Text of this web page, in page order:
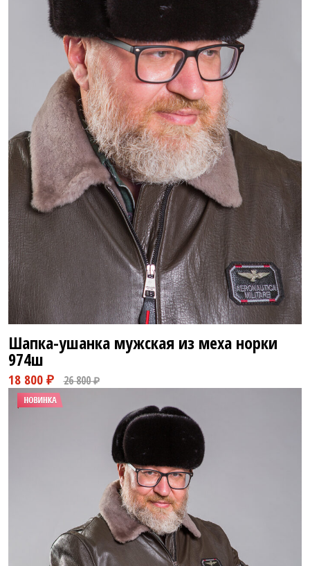
16 800 ₽ 23 800 ₽
Шапка-ушанка мужская из меха норки
974ш